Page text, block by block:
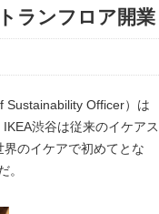
ランフロア開業
Sustainability Officer）は
渋谷は従来のイケアス
のイケアで初めてとな
。